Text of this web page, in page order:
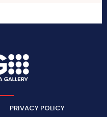
PRIVACY POLICY